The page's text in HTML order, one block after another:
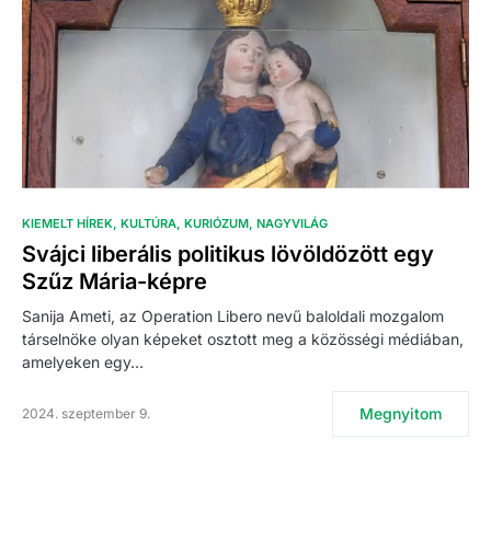
KIEMELT HÍREK KULTÚRA KURIÓZUM NAGYVILÁG
Svájci liberális politikus lövöldözött egy
Szűz Mária-képre
Sanija Ameti, az Operation Libero nevű baloldali mozgalom
társelnöke olyan képeket osztott meg a közösségi médiában,
amelyeken egy…
2024. szeptember 9. Megnyitom